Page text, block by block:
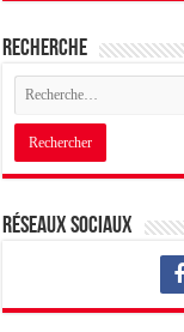
Recherche
Réseaux sociaux